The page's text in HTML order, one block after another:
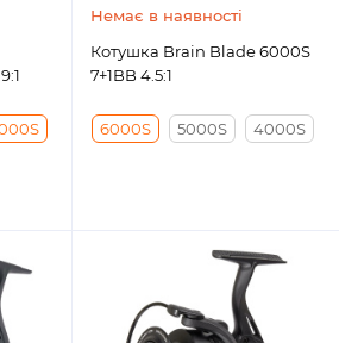
Немає в наявності
Котушка Brain Blade 6000S
7+1BB 4.5:1
6000S 5000S 4000S